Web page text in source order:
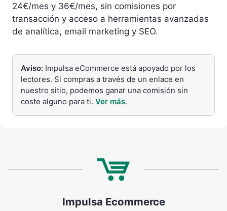
24€/mes y 36€/mes, sin comisiones por
transacción y acceso a herramientas avanzadas
de analítica, email marketing y SEO.
Aviso: Impulsa eCommerce está apoyado por los
lectores. Si compras a través de un enlace en
nuestro sitio, podemos ganar una comisión sin
coste alguno para ti. Ver más.
Impulsa Ecommerce